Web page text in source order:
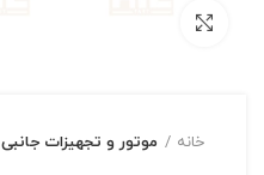
خانه موتور و تجهیزات جانبی